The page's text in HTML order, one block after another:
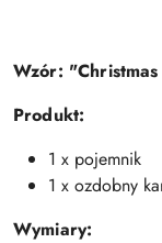
Wzór:
Produkt:
1 x pojemnik
1 x ozdobny
Wymiary: